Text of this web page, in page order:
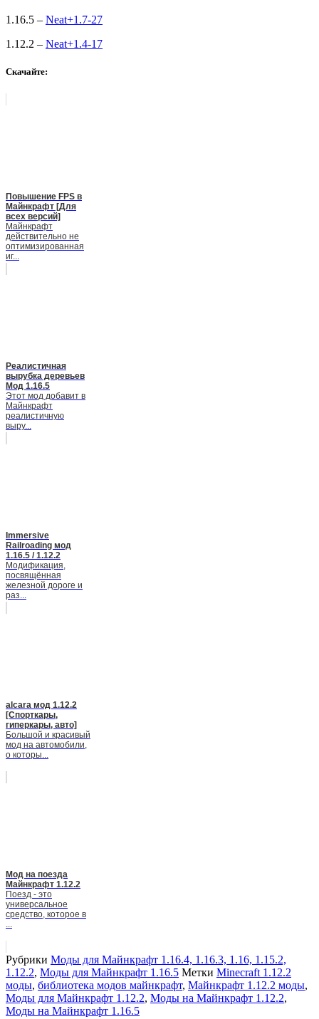
1.16.5 – Neat+1.7-27
1.12.2 – Neat+1.4-17
Скачайте:
Повышение FPS в
Майнкрафт [Для
всех версий]
Майнкрафт
действительно не
оптимизированная
иг...
Реалистичная
вырубка деревьев
Мод 1.16.5
Этот мод добавит в
Майнкрафт
реалистичную
выру...
Immersive
Railroading мод
1.16.5 / 1.12.2
Модификация,
посвящённая
железной дороге и
раз...
alcara мод 1.12.2
[Спорткары,
гиперкары, авто]
Большой и красивый
мод на автомобили,
о которы...
Мод на поезда
Майнкрафт 1.12.2
Поезд - это
универсальное
средство, которое в
...
Рубрики Моды для Майнкрафт 1.16.4, 1.16.3, 1.16, 1.15.2,
1.12.2, Моды для Майнкрафт 1.16.5 Метки Minecraft 1.12.2
моды, библиотека модов майнкрафт, Майнкрафт 1.12.2 моды,
Моды для Майнкрафт 1.12.2, Моды на Майнкрафт 1.12.2,
Моды на Майнкрафт 1.16.5